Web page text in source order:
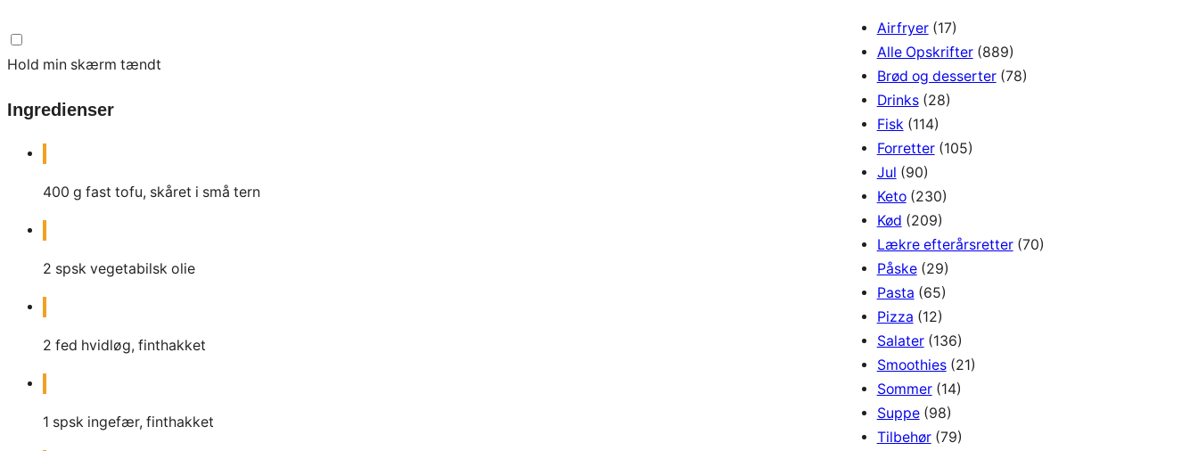
Hold min skærm tændt
Ingredienser
400 g fast tofu, skåret i små tern
2 spsk vegetabilsk olie
2 fed hvidløg, finthakket
1 spsk ingefær, finthakket
Airfryer(17)
Alle Opskrifter(889)
Brød og desserter(78)
Drinks(28)
Fisk (114)
Forretter(105)
Jul (90)
Keto(230)
Kød (209)
Lækre efterårsretter(70)
Påske(29)
Pasta (65)
Pizza (12)
Salater(136)
Smoothies(21)
Sommer(14)
Suppe(98)
Tilbehør(79)